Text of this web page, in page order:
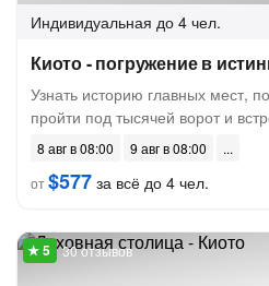
Индивидуальная до 4 чел.
Киото - погружение в
Узнать историю главных мест,
пройти под тысячей ворот и
8 авг в 08:00
9 авг в 08:00
от$577 за всё до 4 чел.
30 отзывов